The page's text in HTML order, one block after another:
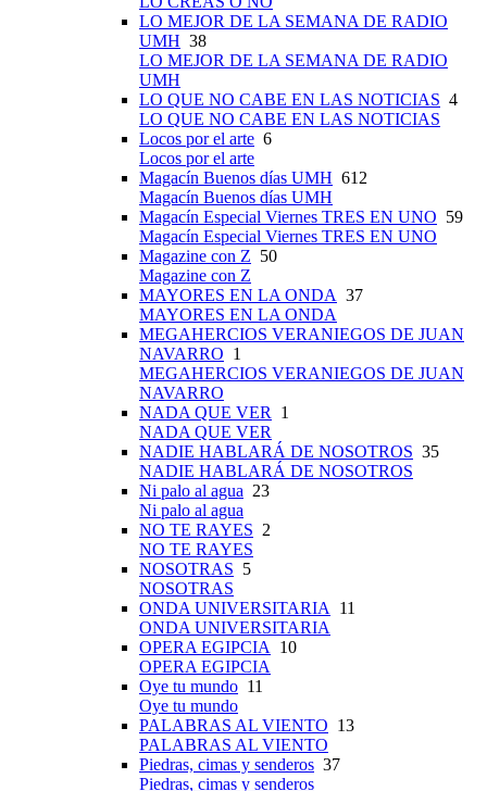
LO MEJOR DE LA SEMANA DE RADIO
UMH 38
LO MEJOR DE LA SEMANA DE RADIO
UMH
LO QUE NO CABE EN LAS NOTICIAS 4
LO QUE NO CABE EN LAS NOTICIAS
Locos por el arte 6
Locos por el arte
Magacín Buenos días UMH 612
Magacín Buenos días UMH
Magacín Especial Viernes TRES EN UNO 59
Magacín Especial Viernes TRES EN UNO
Magazine con Z 50
Magazine con Z
MAYORES EN LA ONDA 37
MAYORES EN LA ONDA
MEGAHERCIOS VERANIEGOS DE JUAN
NAVARRO 1
MEGAHERCIOS VERANIEGOS DE JUAN
NAVARRO
NADA QUE VER
1
NADA QUE VER
NADIE HABLARÁ DE NOSOTROS 35
NADIE HABLARÁ DE NOSOTROS
Ni palo al agua 23
Ni palo al agua
NO TE RAYES 2
NO TE RAYES
NOSOTRAS 5
NOSOTRAS
ONDA UNIVERSITARIA
11
ONDA UNIVERSITARIA
OPERA EGIPCIA
10
OPERA EGIPCIA
Oye tu mundo 11
Oye tu mundo
PALABRAS AL VIENTO 13
PALABRAS AL VIENTO
Piedras, cimas y senderos 37
Piedras, cimas y senderos